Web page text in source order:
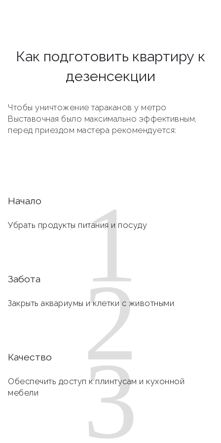
Как подготовить квартиру к
дезенсекции
Чтобы уничтожение тараканов у метро
Выставочная было максимально эффективным,
перед приездом мастера рекомендуется:
1
Начало
Убрать продукты питания и посуду
2
Забота
Закрыть аквариумы и клетки с животными
3
Качество
Обеспечить доступ к плинтусам и кухонной
мебели